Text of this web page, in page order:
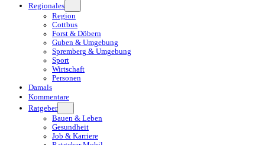
Regionales
Region
Cottbus
Forst & Döbern
Guben & Umgebung
Spremberg & Umgebung
Sport
Wirtschaft
Personen
Damals
Kommentare
Ratgeber
Bauen & Leben
Gesundheit
Job & Karriere